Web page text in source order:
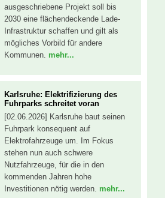
ausgeschriebene Projekt soll bis
2030 eine flächendeckende Lade-
Infrastruktur schaffen und gilt als
mögliches Vorbild für andere
Kommunen. mehr...
Karlsruhe: Elektrifizierung des
Fuhrparks schreitet voran
[02.06.2026] Karlsruhe baut seinen
Fuhrpark konsequent auf
Elektrofahrzeuge um. Im Fokus
stehen nun auch schwere
Nutzfahrzeuge, für die in den
kommenden Jahren hohe
Investitionen nötig werden. mehr...